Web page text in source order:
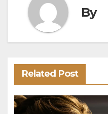
By
Related Post